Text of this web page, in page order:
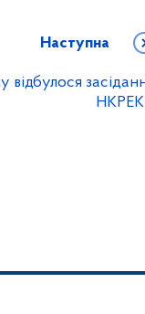
Наступна
відбулося